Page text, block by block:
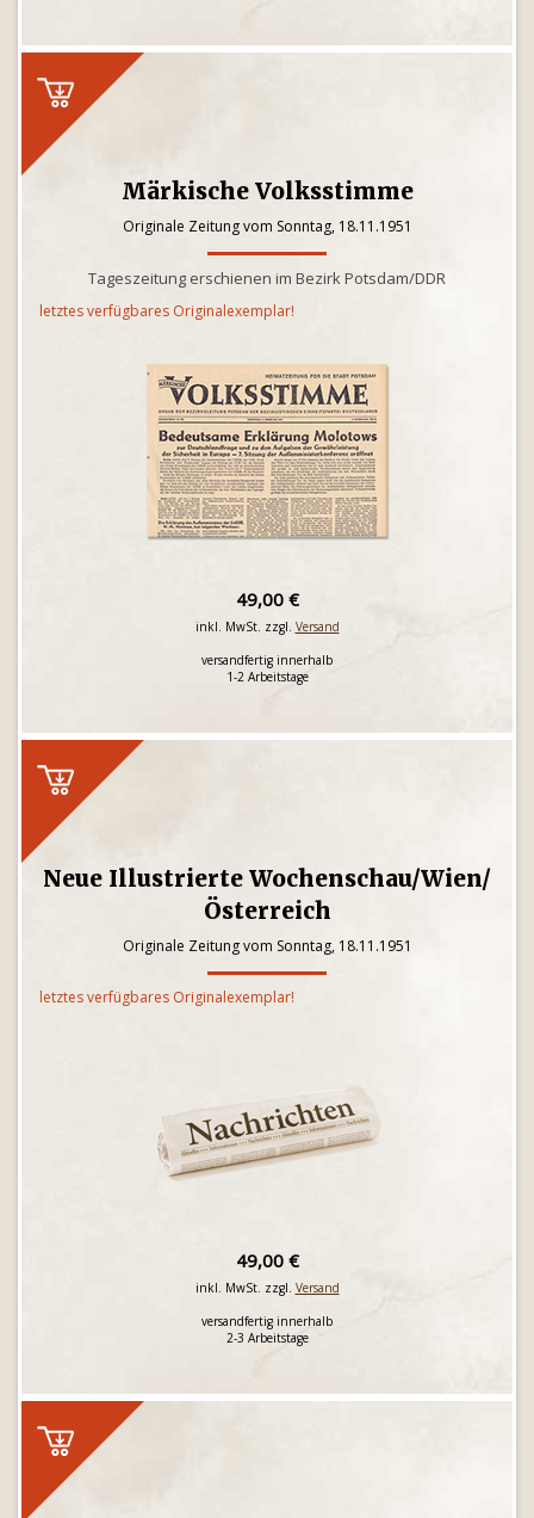
Märkische Volksstimme
Originale Zeitung vom Sonntag, 18.11.1951
Tageszeitung erschienen im Bezirk Potsdam/DDR
letztes verfügbares Originalexemplar!
49,00 €
inkl. MwSt. zzgl. Versand
versandfertig innerhalb
1-2 Arbeitstage
Neue Illustrierte Wochenschau/Wien/
Österreich
Originale Zeitung vom Sonntag, 18.11.1951
letztes verfügbares Originalexemplar!
49,00 €
inkl. MwSt. zzgl. Versand
versandfertig innerhalb
2-3 Arbeitstage